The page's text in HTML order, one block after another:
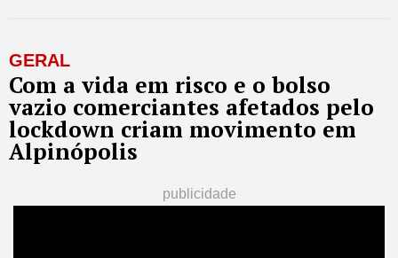
GERAL
Com a vida em risco e o bolso
vazio comerciantes afetados pelo
lockdown criam movimento em
Alpinópolis
publicidade